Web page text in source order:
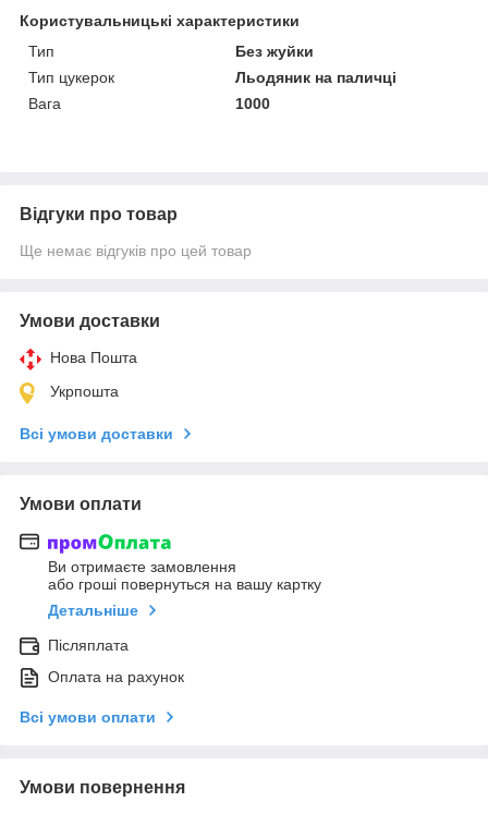
Користувальницькі характеристики
Тип
Без жуйки
Тип цукерок
Льодяник на паличці
Вага
1000
Відгуки про товар
Ще немає відгуків про цей товар
Умови доставки
Нова Пошта
Укрпошта
Всі умови доставки
Умови оплати
Ви отримаєте замовлення
або гроші повернуться на вашу картку
Детальніше
Післяплата
Оплата на рахунок
Всі умови оплати
Умови повернення